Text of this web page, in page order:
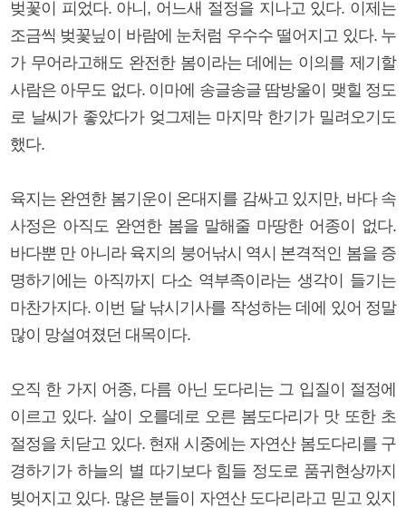
벚꽃이 피었다. 아니, 어느새 절정을 지나고 있다. 이제는
조금씩 벚꽃닢이 바람에 눈처럼 우수수 떨어지고 있다. 누
가 무어라고해도 완전한 봄이라는 데에는 이의를 제기할
사람은 아무도 없다. 이마에 송글송글 땀방울이 맺힐 정도
로 날씨가 좋았다가 엊그제는 마지막 한기가 밀려오기도
했다.
육지는 완연한 봄기운이 온대지를 감싸고 있지만, 바다 속
사정은 아직도 완연한 봄을 말해줄 마땅한 어종이 없다.
바다뿐 만 아니라 육지의 붕어낚시 역시 본격적인 봄을 증
명하기에는 아직까지 다소 역부족이라는 생각이 들기는
마찬가지다. 이번 달 낚시기사를 작성하는 데에 있어 정말
많이 망설여졌던 대목이다.
오직 한 가지 어종, 다름 아닌 도다리는 그 입질이 절정에
이르고 있다. 살이 오를데로 오른 봄도다리가 맛 또한 초
절정을 치닫고 있다. 현재 시중에는 자연산 봄도다리를 구
경하기가 하늘의 별 따기보다 힘들 정도로 품귀현상까지
빚어지고 있다. 많은 분들이 자연산 도다리라고 믿고 있지